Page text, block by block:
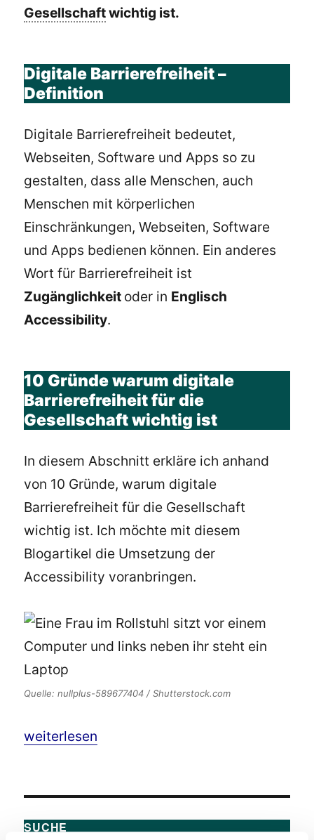
Gesellschaftwichtig ist.
Digitale Barrierefreiheit –
Definition
Digitale Barrierefreiheit bedeutet,
Webseiten, Software und Apps so zu
gestalten, dass alle Menschen, auch
Menschen mit körperlichen
Einschränkungen, Webseiten, Software
und Apps bedienen können. Ein anderes
Wort für Barrierefreiheit ist
Zugänglichkeit oder in Englisch
Accessibility.
10 Gründe warum digitale
Barrierefreiheit für die
Gesellschaft wichtig ist
In diesem Abschnitt erkläre ich anhand
von 10 Gründe, warum digitale
Barrierefreiheit für die Gesellschaft
wichtig ist. Ich möchte mit diesem
Blogartikel die Umsetzung der
Accessibility voranbringen.
Quelle: nullplus-589677404 / Shutterstock.com
„Digitale Barrierefreiheit – 10 Gründe warum
weiterlesen
SUCHE